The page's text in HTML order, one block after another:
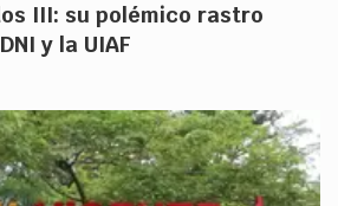
III: su polémico rastro
y la UIAF